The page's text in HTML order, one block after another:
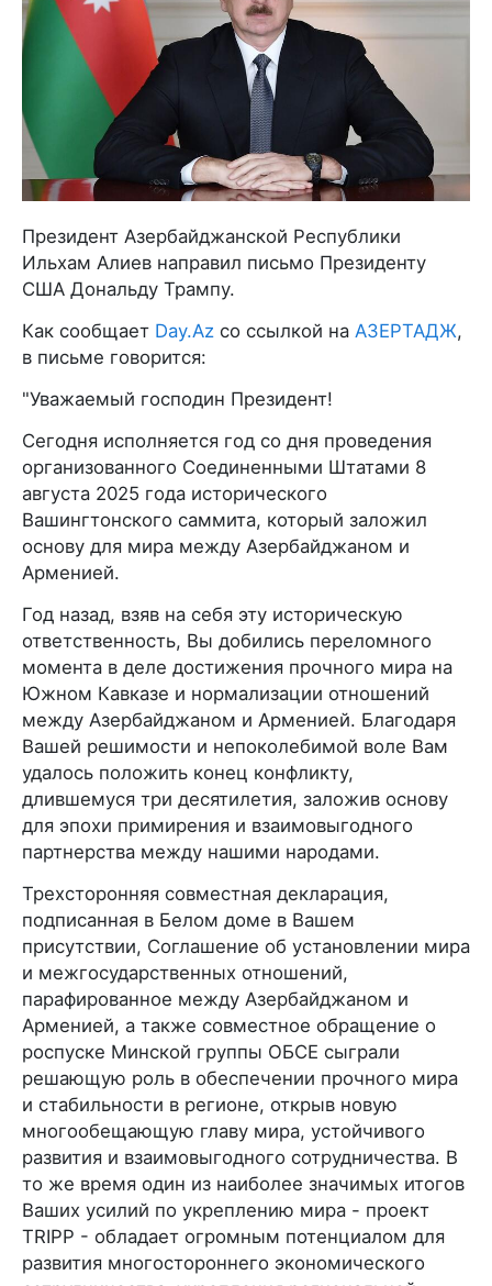
Президент Азербайджанской Республики
Ильхам Алиев направил письмо Президенту
США Дональду Трампу.
Как сообщает Day.Az со ссылкой на АЗЕРТАДЖ,
в письме говорится:
"Уважаемый господин Президент!
Сегодня исполняется год со дня проведения
организованного Соединенными Штатами 8
августа 2025 года исторического
Вашингтонского саммита, который заложил
основу для мира между Азербайджаном и
Арменией.
Год назад, взяв на себя эту историческую
ответственность, Вы добились переломного
момента в деле достижения прочного мира на
Южном Кавказе и нормализации отношений
между Азербайджаном и Арменией. Благодаря
Вашей решимости и непоколебимой воле Вам
удалось положить конец конфликту,
длившемуся три десятилетия, заложив основу
для эпохи примирения и взаимовыгодного
партнерства между нашими народами.
Трехсторонняя совместная декларация,
подписанная в Белом доме в Вашем
присутствии, Соглашение об установлении мира
и межгосударственных отношений,
парафированное между Азербайджаном и
Арменией, а также совместное обращение о
роспуске Минской группы ОБСЕ сыграли
решающую роль в обеспечении прочного мира
и стабильности в регионе, открыв новую
многообещающую главу мира, устойчивого
развития и взаимовыгодного сотрудничества. В
то же время один из наиболее значимых итогов
Ваших усилий по укреплению мира - проект
TRIPP - обладает огромным потенциалом для
развития многостороннего экономического